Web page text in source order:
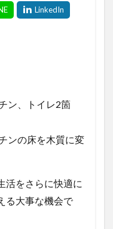
ン、トイレ2箇
ンの床を木質に変
活をさらに快適に
る大事な機会で